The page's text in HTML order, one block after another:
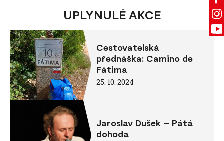
UPLYNULÉ AKCE
Cestovatelská
přednáška: Camino de
Fátima
25. 10. 2024
Jaroslav Dušek – Pátá
dohoda